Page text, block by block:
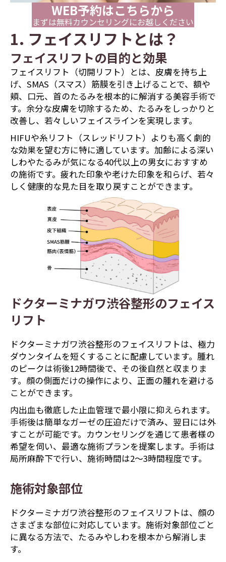
WEB予約はこちらから
まずは無料カウンセリングにお越しください
1. フェイスリフトとは？
フェイスリフトの目的と効果
フェイスリフト（切開リフト）とは、皮膚を持ち上
げ、SMAS（スマス）筋膜を引き上げることで、額や
頬、口元、首のたるみを根本的に解消する美容手術で
す。余分な皮膚を切除するため、たるみをしっかりと
改善し、若々しいフェイスラインを実現します。
HIFUや糸リフト（スレッドリフト）よりも高く劇的
な効果を望む方に特に適しています。加齢による深い
しわやたるみが気になる40代以上の男女におすすめ
の施術です。疲れた印象や老けた印象を和らげ、若々
しく健康的な見た目を取り戻すことができます。
ドクターミナガワ渋谷整形のフェイス
リフト
ドクターミナガワ渋谷整形のフェイスリフトは、極力
ダウンタイムを短くすることに配慮しています。腫れ
のピークは術後12時間後で、その後自然と収まりま
す。顔の側面だけの操作により、正面の腫れを避ける
ことができます。
内出血も徹底した止血管理で最小限に抑えられます。
手術後は簡単なガーゼの圧迫だけで済み、翌日には外
すことが可能です。カウンセリングを通じて患者様の
希望を伺い、最適な施術プランを提案します。手術は
局所麻酔下で行い、施術時間は2～3時間程度です。
施術対象部位
ドクターミナガワ渋谷整形のフェイスリフトは、顔の
さまざまな部位に対応しています。施術対象部位ごと
に異なる方法で、たるみやしわを根本から解消しま
す。